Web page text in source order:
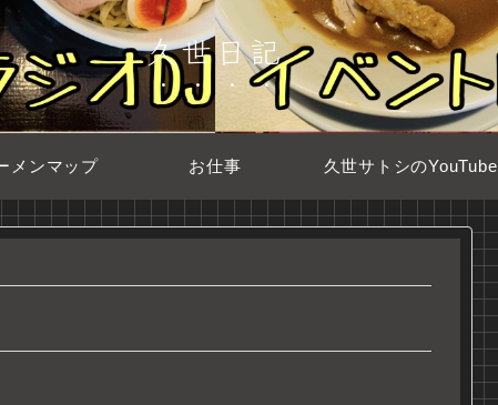
久世日記
メンマップ お仕事 久世サトシのYouTube